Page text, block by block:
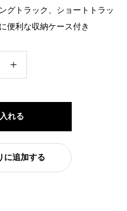
グトラック、ショートトラッ
便利な収納ケース付き
れる
に追加する